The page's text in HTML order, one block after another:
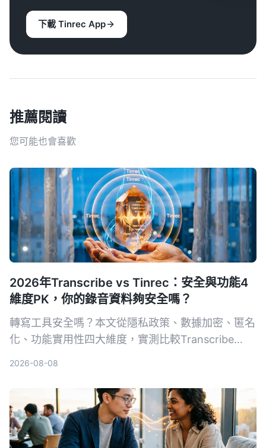
下載 Tinrec App
推薦閱讀
您可能也會喜歡
2026年Transcribe vs Tinrec：安全與功能4
維度PK，你的錄音資料夠安全嗎？
轉寫工具安全嗎？本文從隱私政策、數據加密、匿名
化、功能實用性四大維度，實測比較Transcribe
2026-08-08